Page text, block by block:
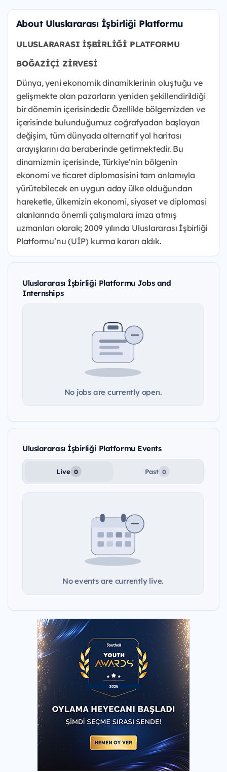
About Uluslararası İşbirliği Platformu
ULUSLARARASI İŞBİRLİĞİ PLATFORMU
BOĞAZİÇİ ZİRVESİ
Dünya, yeni ekonomik dinamiklerinin oluştuğu ve
gelişmekte olan pazarların yeniden şekillendirildiği
bir dönemin içerisindedir. Özellikle bölgemizden ve
içerisinde bulunduğumuz coğrafyadan başlayan
değişim, tüm dünyada alternatif yol haritası
arayışlarını da beraberinde getirmektedir. Bu
dinamizmin içerisinde, Türkiye’nin bölgenin
ekonomi ve ticaret diplomasisini tam anlamıyla
yürütebilecek en uygun aday ülke olduğundan
hareketle, ülkemizin ekonomi, siyaset ve diplomasi
alanlarında önemli çalışmalara imza atmış
uzmanları olarak; 2009 yılında Uluslararası İşbirliği
Platformu’nu (UİP) kurma kararı aldık.
Uluslararası İşbirliği Platformu Jobs and
Internships
No jobs are currently open.
Uluslararası İşbirliği Platformu Events
Live 0 Past 0
No events are currently live.